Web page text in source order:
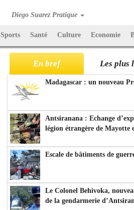
Diego Suarez Pratique
Sports Santé Culture Economie
En bref Les plus
Madagascar : un nouveau
Antsiranana : Echange
légion étrangère de Mayotte
Escale de bâtiments de
Le Colonel Behivoka,
de la gendarmerie